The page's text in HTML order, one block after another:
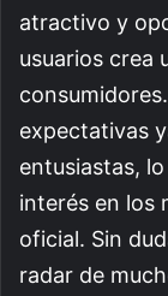
atractivo y
usuarios crea
expectativas
entusiastas,
interés en los
oficial. Sin
radar de